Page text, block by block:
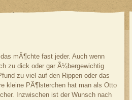
mÃ¶chte fast jeder. Auch wenn
zu dick oder gar Ã¼bergewichtig
zu viel auf den Rippen oder das
kleine PÃ¶lsterchen hat man als Otto
Inzwischen ist der Wunsch nach